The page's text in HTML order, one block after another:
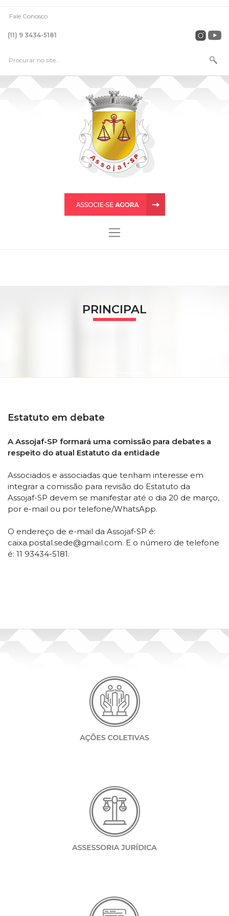
Fale Conosco
(11) 9 3434-5181
PRINCIPAL
Estatuto em debate
A Assojaf-SP formará uma comissão para debates a
respeito do atual Estatuto da entidade
Associados e associadas que tenham interesse em
integrar a comissão para revisão do Estatuto da
Assojaf-SP devem se manifestar até o dia 20 de março,
por e-mail ou por telefone/WhatsApp.
O endereço de e-mail da Assojaf-SP é:
caixa.postal.sede@gmail.com. E o número de telefone
é: 11 93434-5181.